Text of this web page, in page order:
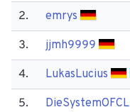
2. emrys
3. jjmh9999
4. Lukas​Lucius
5. Die​SystemOFCL